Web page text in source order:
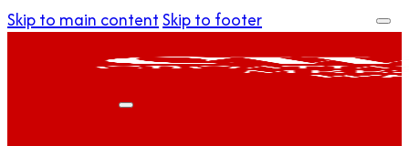
Skip to main contentSkip to footer